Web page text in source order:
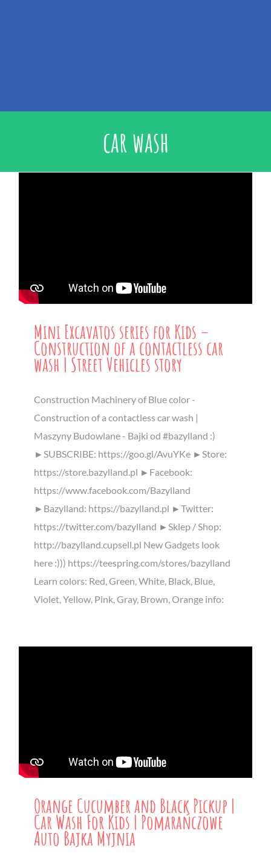
car wash
Mini Excavatos series for Kids –
Construction of a contactless car
wash | Street Vehicles story
Construction Machinery of Blue color -
Construction of a contactless car wash |
Maszyny Budowlane - Bajki od #bazylland :)
►SUBSCRIBE: https://goo.gl/AvuYKe ►Store:
https://store.bazylland.pl ►Facebook:
https://www.facebook.com/Bazylland
►Bazylland: https://bazylland.pl ►Twitter:
https://twitter.com/bazylland ►Sklep / Shop:
http://bazylland.cupsell.pl New Gadgets look
here :))) https://teespring.com/stores/bazylland
Learn colors: Red, Green, White, Black, Blue,
Violet, Yellow, Pink, Gray, Brown, Orange info:
Orange Cucumber and Black Pickup |
Car Wash For Kids | Pomarańczowe
Auto Bajka Myjnia